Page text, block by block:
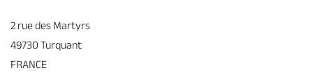
2 rue des Martyrs
49730 Turquant
FRANCE